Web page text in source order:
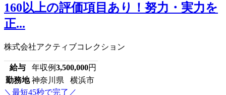
160以上の評価項目あり！努力・実力を
正...
株式会社アクティブコレクション
給与 年収例3,500,000円
勤務地 神奈川県 横浜市
＼最短45秒で完了／